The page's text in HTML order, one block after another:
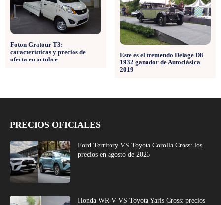
Foton Gratour T3:
características y precios de
oferta en octubre
Este es el tremendo Delage D8
1932 ganador de Autoclásica
2019
PRECIOS OFICIALES
Ford Territory VS Toyota Corolla Cross: los
precios en agosto de 2026
Honda WR-V VS Toyota Yaris Cross: precios